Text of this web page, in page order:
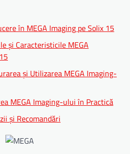
în MEGA Imaging pe Solix 15
și Caracteristicile MEGA
și Utilizarea MEGA Imaging-
MEGA Imaging-ului în Practică
și Recomandări